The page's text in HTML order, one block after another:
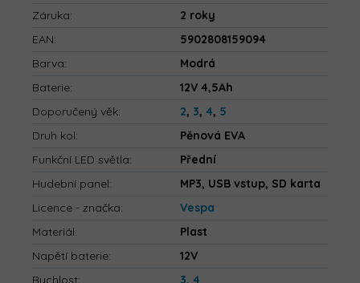
Záruka:
2 roky
EAN:
5902808159094
Barva:
Modrá
Baterie:
12V 4,5Ah
Doporučený věk: 2, 3, 4, 5
Druh kol:
Pěnová EVA
Funkční LED světla:
Přední
Hudební panel:
MP3, USB vstup, SD karta
Licence - značka:
Vespa
Materiál:
Plast
Napětí baterie:
12V
Rychlost: 3, 4